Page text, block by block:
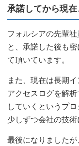
承諾してから現
フォルシアの先輩
と、承諾した後も
て頂いています。
また、現在は長期
アクセスログを解
していくというプ
少しずつ会社の技術
最後になりました